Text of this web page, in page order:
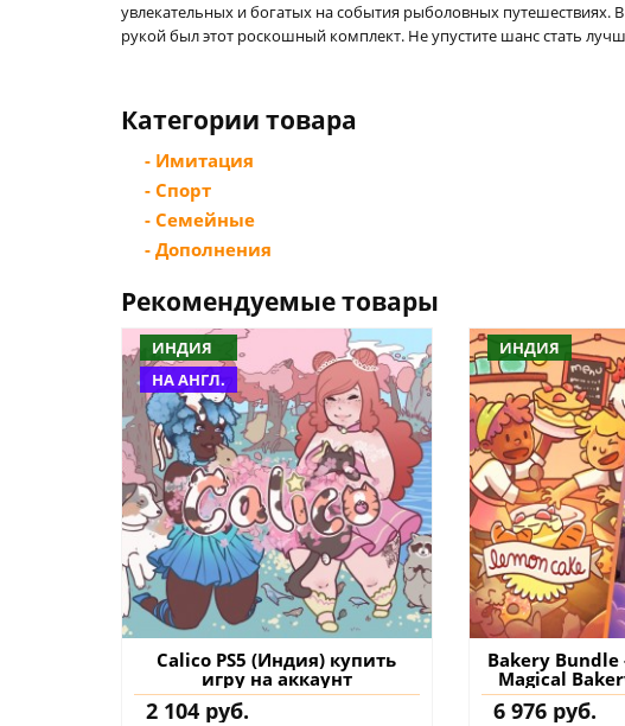
увлекательных и богатых на события рыболовных
рукой был этот роскошный комплект. Не упустите шанс стать
Категории товара
- Имитация
- Спорт
- Семейные
- Дополнения
Рекомендуемые товары
ИНДИЯ
НА АНГЛ.
Calico PS5 (Индия) купить
игру на аккаунт
2 104 руб.
ИНДИЯ
Bakery Bundle
Magical
6 976 руб.